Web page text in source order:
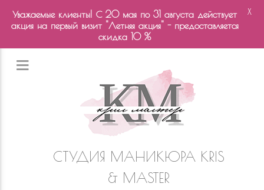
СТУДИЯ МАНИКЮРА KRIS
& MASTER
Уважаемые клиенты! С 20 мая по 31 августа действует
акция на первый визит "Летняя акция" - предоставляется
скидка 10 %
X